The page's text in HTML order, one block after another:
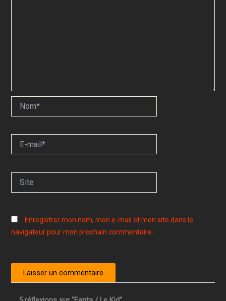
mail*
Enregistrer mon nom, mon e-mail et mon site dans le
navigateur pour mon prochain commentaire.